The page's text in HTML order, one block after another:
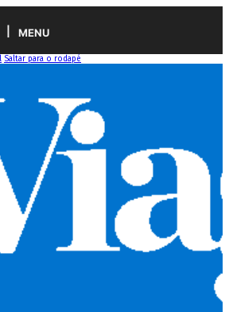
MENU
Saltar para o rodapé